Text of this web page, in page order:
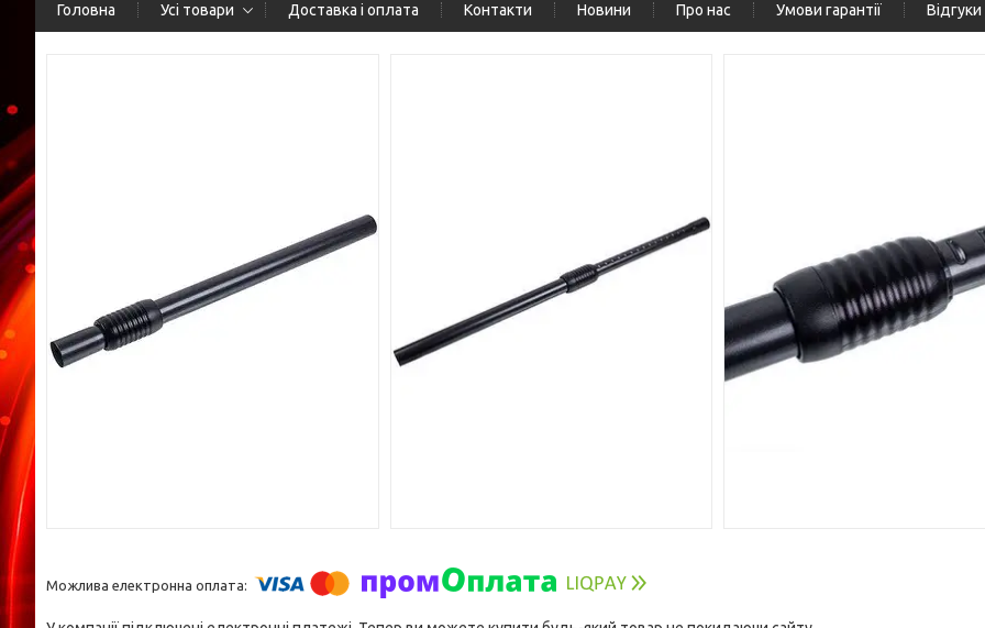
Головна Усі товари Доставка і оплата Контакти Новини Про нас Умови гарантії Відгуки